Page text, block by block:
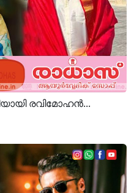
രവിമോഹൻ...